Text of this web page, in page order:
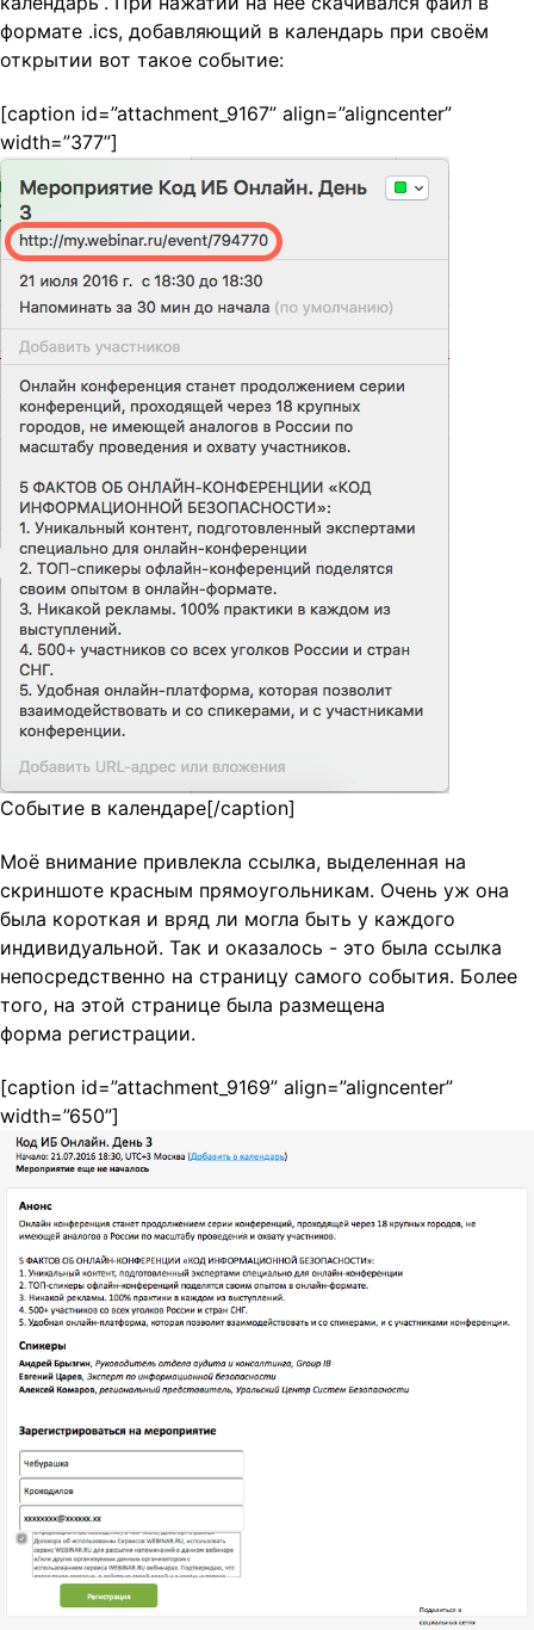
формате .ics, добавляющий в календарь при своём
открытии вот такое событие:
[caption id=”attachment_9167” align=”aligncenter”
width=”377”]
Событие в календаре[/caption]
Моё внимание привлекла ссылка, выделенная на
скриншоте красным прямоугольникам. Очень уж она
была короткая и вряд ли могла быть у каждого
индивидуальной. Так и оказалось - это была ссылка
непосредственно на страницу самого события. Более
того, на этой странице была размещена
форма регистрации.
[caption id=”attachment_9169” align=”aligncenter”
width=”650”]